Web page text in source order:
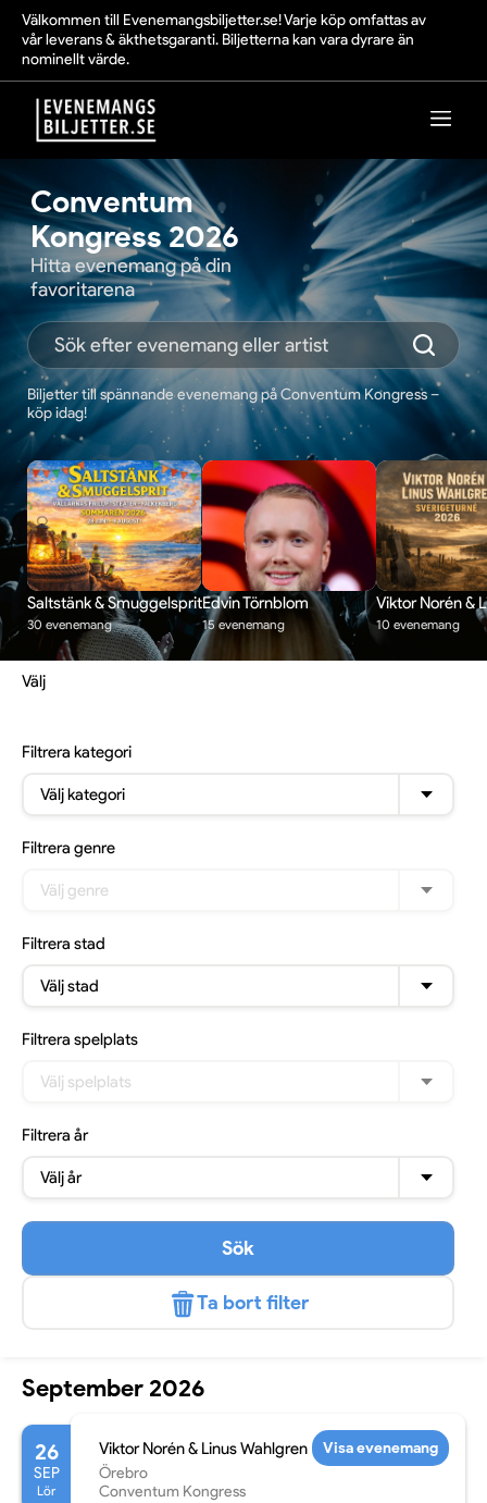
Välkommen till Evenemangsbiljetter.se! Varje köp omfattas av
vår leverans & äkthetsgaranti. Biljetterna kan vara dyrare än
nominellt värde.
Conventum
Kongress 2026
Hitta evenemang på din
favoritarena
Biljetter till spännande evenemang på Conventum Kongress –
köp idag!
Saltstänk & Smuggelsprit
30 evenemang
Edvin Törnblom
15 evenemang
Viktor Norén &
10 evenemang
Välj
Filtrera kategori
Välj kategori
Filtrera genre
Välj genre
Filtrera stad
Välj stad
Filtrera spelplats
Välj spelplats
Filtrera år
Välj år
Sök
Ta bort filter
September 2026
26
SEP
Lör
Viktor Norén & Linus Wahlgren
Örebro
Conventum Kongress
Visa evenemang